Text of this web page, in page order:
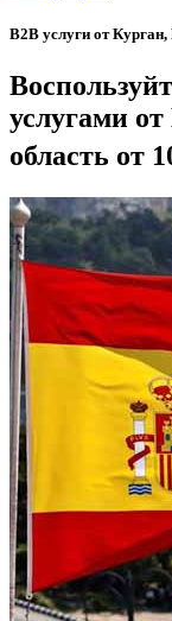
B2B услуги от
услугами
область от